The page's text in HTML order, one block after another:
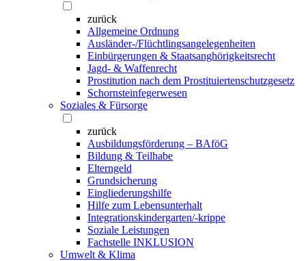
zurück
Allgemeine Ordnung
Ausländer-/Flüchtlingsangelegenheiten
Einbürgerungen & Staatsanghörigkeitsrecht
Jagd- & Waffenrecht
Prostitution nach dem Prostituiertenschutzgesetz
Schornsteinfegerwesen
Soziales & Fürsorge
zurück
Ausbildungsförderung – BAföG
Bildung & Teilhabe
Elterngeld
Grundsicherung
Eingliederungshilfe
Hilfe zum Lebensunterhalt
Integrationskindergarten/-krippe
Soziale Leistungen
Fachstelle INKLUSION
Umwelt & Klima